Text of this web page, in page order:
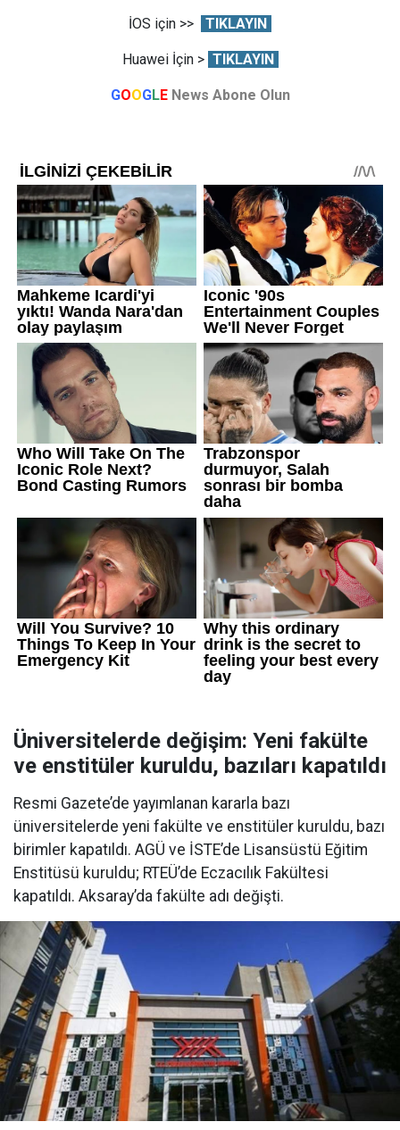
İOS için >> TIKLAYIN
Huawei İçin > TIKLAYIN
GOOGLE News Abone Olun
Üniversitelerde değişim: Yeni fakülte
ve enstitüler kuruldu, bazıları kapatıldı
Resmi Gazete’de yayımlanan kararla bazı
üniversitelerde yeni fakülte ve enstitüler kuruldu, bazı
birimler kapatıldı. AGÜ ve İSTE’de Lisansüstü Eğitim
Enstitüsü kuruldu; RTEÜ’de Eczacılık Fakültesi
kapatıldı. Aksaray’da fakülte adı değişti.